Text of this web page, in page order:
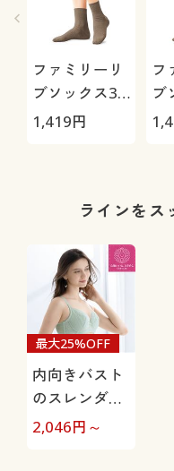
ファミリーリ
ブソックス3
足組(カラー豊
1,419円
フ
ブ
足
ラインをス
内向きバスト
のスレンダー
フィット®ブ
最大25%OFF
2,046円～